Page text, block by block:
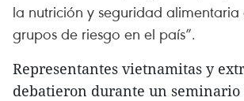
la nutrición y seguridad alimentaria
grupos de riesgo en el país”.
Representantes vietnamitas y
debatieron durante un